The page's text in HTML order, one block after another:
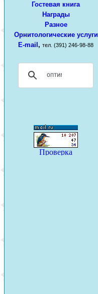
Гостевая книга
Награды
Разное
Орнитологические услуги
E-mail , тел. (391) 246-98-88